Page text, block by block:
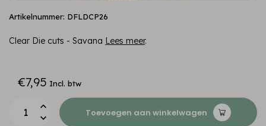
Artikelnummer: DFLDCP26
Clear Die cuts - Savana Lees meer.
€7,95 Incl. btw
Toevoegen aan winkelwagen